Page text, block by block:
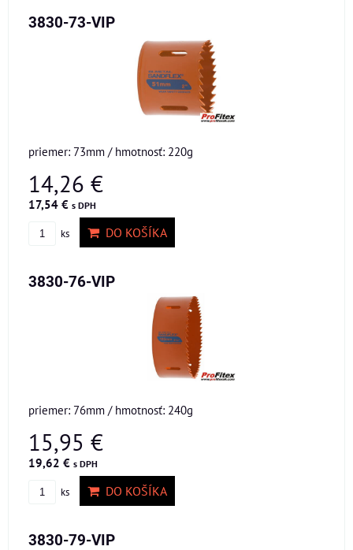
3830-73-VIP
priemer: 73mm / hmotnosť: 220g
14,26 €
17,54 € s DPH
ks DO KOŠÍKA
3830-76-VIP
priemer: 76mm / hmotnosť: 240g
15,95 €
19,62 € s DPH
ks DO KOŠÍKA
3830-79-VIP